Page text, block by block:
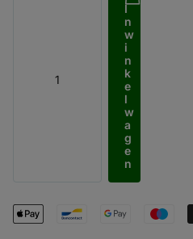
I
n
w
i
n
k
e
l
w
a
g
e
n